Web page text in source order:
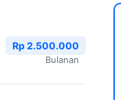
Rp 2.500.000
Bulanan